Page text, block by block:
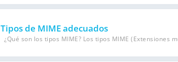
Tipos de MIME adecuados
¿Qué son los tipos MIME? Los tipos MIME (Extensiones